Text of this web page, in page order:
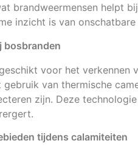
brandweermensen helpt
inzicht is van
bosbranden
voor het verkennen
gebruik van thermische
zijn. Deze
tijdens calamiteiten